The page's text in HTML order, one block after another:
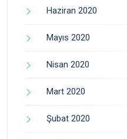
Haziran 2020
Mayıs 2020
Nisan 2020
Mart 2020
Şubat 2020